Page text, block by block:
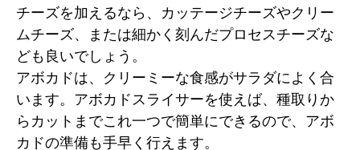
チーズを加えるなら、カッテージチーズやクリー
ムチーズ、または細かく刻んだプロセスチーズな
ども良いでしょう。
アボカドは、クリーミーな食感がサラダによく合
います。アボカドスライサーを使えば、種取りか
らカットまでこれ一つで簡単にできるので、アボ
カドの準備も手早く行えます。